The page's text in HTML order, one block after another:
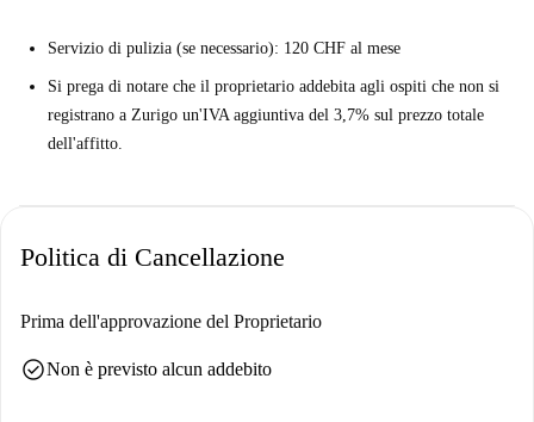
opportunità che questo ricercato quartiere offre.
Servizio di pulizia (se necessario): 120 CHF al mese
Si prega di notare che il proprietario addebita agli ospiti che non si
registrano a Zurigo un'IVA aggiuntiva del 3,7% sul prezzo totale
dell'affitto.
Politica di Cancellazione
Prima dell'approvazione del Proprietario
check_circleNon è previsto alcun addebito